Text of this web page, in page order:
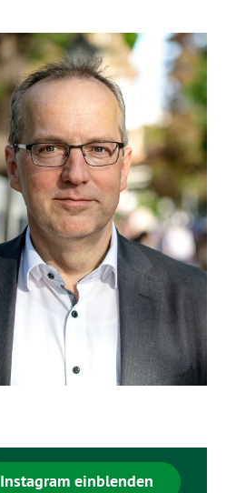
Instagram einblenden